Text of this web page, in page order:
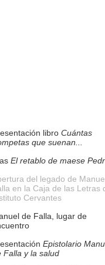
libro Cuántas
que suenan...
El retablo de maese
del legado de
en la Caja de las Letras
Cervantes
de Falla, lugar de
Epistolario
Falla y la salud